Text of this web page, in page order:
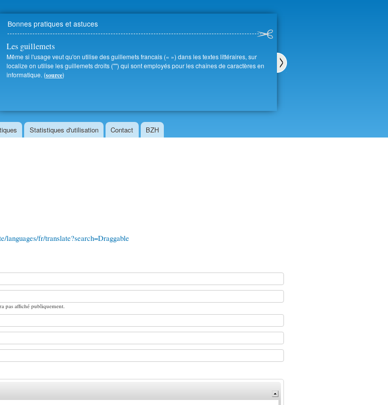
contenu
principal
Bonnes pratiques et astuces
Les guillemets
Même si l'usage veut qu'on utilise des guillemets francais (« ») dans les textes littéraires, sur
localize on utilise les guillemets droits ("") qui sont employés pour les chaînes de caractères en
informatique. (source)
Statistiques d'utilisation Contact BZH
languages/fr/translate?search=Draggable
pas affiché publiquement.